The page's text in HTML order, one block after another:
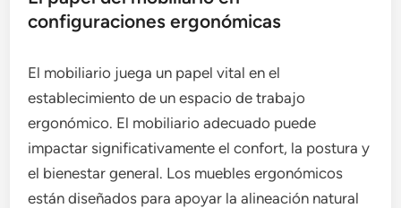
configuraciones ergonómicas
El mobiliario juega un papel vital en el
establecimiento de un espacio de trabajo
ergonómico. El mobiliario adecuado puede
impactar significativamente el confort, la postura y
el bienestar general. Los muebles ergonómicos
están diseñados para apoyar la alineación natural